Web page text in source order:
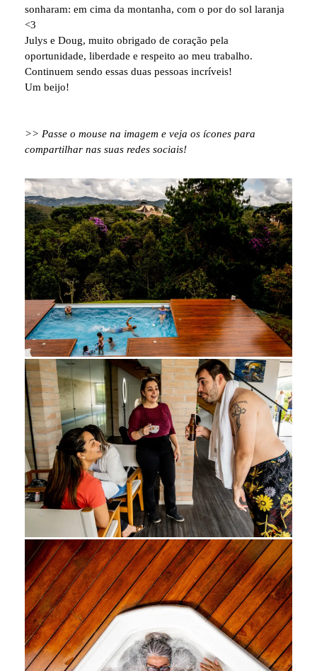
sonharam: em cima da montanha, com o por do sol laranja
<3
Julys e Doug, muito obrigado de coração pela
oportunidade, liberdade e respeito ao meu trabalho.
Continuem sendo essas duas pessoas incríveis!
Um beijo!
>> Passe o mouse na imagem e veja os ícones para
compartilhar nas suas redes sociais!